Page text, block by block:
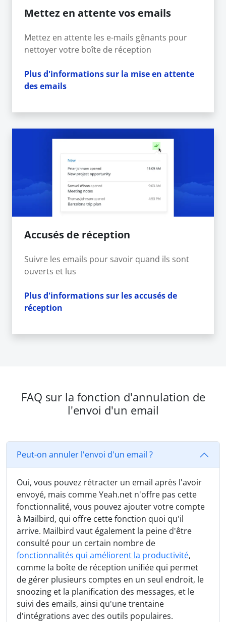
Mettez en attente vos emails
Mettez en attente les e-mails gênants pour
nettoyer votre boîte de réception
Plus d'informations sur la mise en attente
des emails
Accusés de réception
Suivre les emails pour savoir quand ils sont
ouverts et lus
Plus d'informations sur les accusés de
réception
FAQ sur la fonction d'annulation de
l'envoi d'un email
Peut-on annuler l'envoi d'un email ?
Oui, vous pouvez rétracter un email après l'avoir
envoyé, mais comme Yeah.net n'offre pas cette
fonctionnalité, vous pouvez ajouter votre compte
à Mailbird, qui offre cette fonction quoi qu'il
arrive. Mailbird vaut également la peine d'être
consulté pour un certain nombre de
fonctionnalités qui améliorent la productivité,
comme la boîte de réception unifiée qui permet
de gérer plusieurs comptes en un seul endroit, le
snoozing et la planification des messages, et le
suivi des emails, ainsi qu'une trentaine
d'intégrations avec des outils populaires.